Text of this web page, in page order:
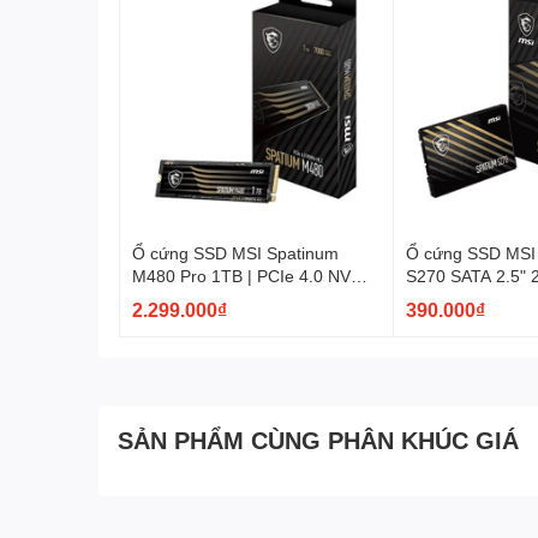
Ổ cứng SSD MSI Spatinum
M480 Pro 1TB | PCIe 4.0 NVMe
M.2 2280
2.299.000₫
Ổ cứng SSD MSI
S270 SATA 2.5"
390.000₫
SẢN PHẨM CÙNG PHÂN KHÚC GIÁ